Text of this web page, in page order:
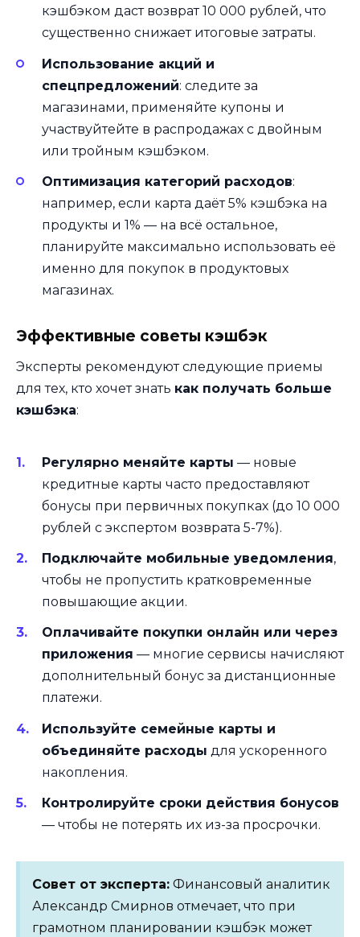
кэшбэком даст возврат 10 000 рублей, что
существенно снижает итоговые затраты.
Использование акций и
спецпредложений: следите за
магазинами, применяйте купоны и
участвуйтейте в распродажах с двойным
или тройным кэшбэком.
Оптимизация категорий расходов:
например, если карта даёт 5% кэшбэка на
продукты и 1% — на всё остальное,
планируйте максимально использовать её
именно для покупок в продуктовых
магазинах.
Эффективные советы кэшбэк
Эксперты рекомендуют следующие приемы
для тех, кто хочет знать как получать больше
кэшбэка:
Регулярно меняйте карты — новые
кредитные карты часто предоставляют
бонусы при первичных покупках (до 10 000
рублей с экспертом возврата 5-7%).
Подключайте мобильные уведомления,
чтобы не пропустить кратковременные
повышающие акции.
Оплачивайте покупки онлайн или через
приложения — многие сервисы начисляют
дополнительный бонус за дистанционные
платежи.
Используйте семейные карты и
объединяйте расходы для ускоренного
накопления.
Контролируйте сроки действия бонусов
— чтобы не потерять их из-за просрочки.
Совет от эксперта: Финансовый аналитик
Александр Смирнов отмечает, что при
грамотном планировании кэшбэк может